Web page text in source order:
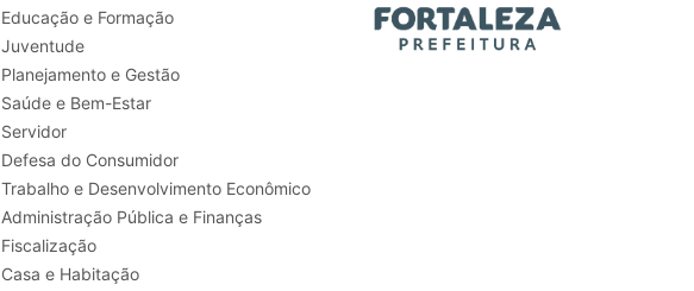
Educação e Formação
Juventude
Planejamento e Gestão
Saúde e Bem-Estar
Servidor
Defesa do Consumidor
Trabalho e Desenvolvimento Econômico
Administração Pública e Finanças
Fiscalização
Casa e Habitação